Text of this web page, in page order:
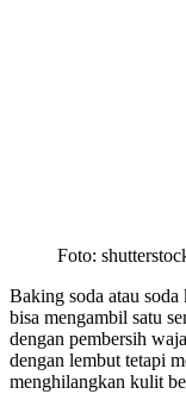
Foto:
Baking soda atau
bisa mengambil satu
dengan pembersih
dengan lembut tetapi
menghilangkan kulit